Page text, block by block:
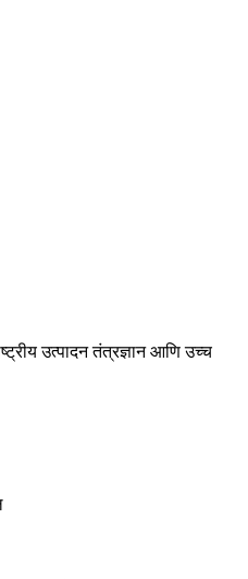
उत्पादन तंत्रज्ञान आणि उच्च